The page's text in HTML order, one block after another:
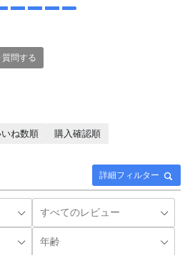
質問する
詳細フィルター
いね数順
購入確認順